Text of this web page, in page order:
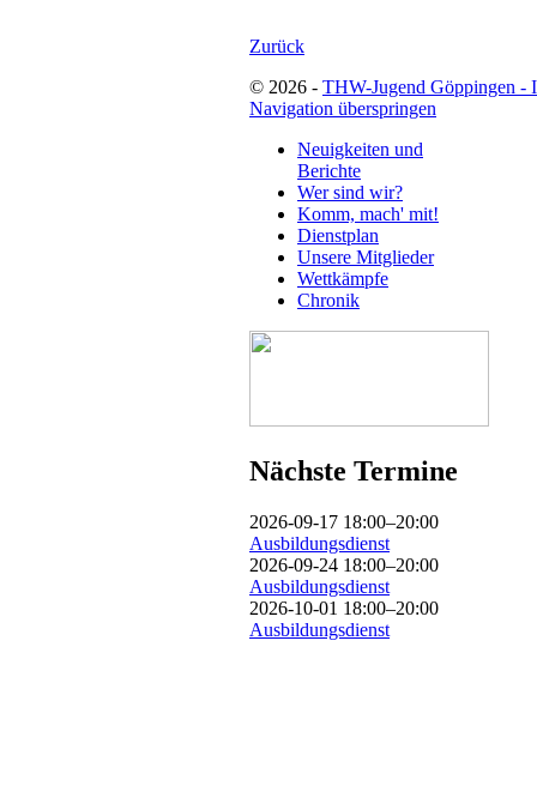
Zurück
© 2026 - THW-Jugend Göppingen -
Navigation überspringen
Neuigkeiten und
Berichte
Wer sind wir?
Komm, mach' mit!
Dienstplan
Unsere Mitglieder
Wettkämpfe
Chronik
Nächste Termine
2026-09-17 18:00–20:00
Ausbildungsdienst
2026-09-24 18:00–20:00
Ausbildungsdienst
2026-10-01 18:00–20:00
Ausbildungsdienst